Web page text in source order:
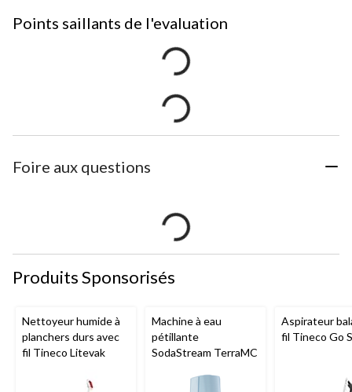
Points saillants de l'evaluation
Foire aux questions
Produits Sponsorisés
Nettoyeur humide à
planchers durs avec
fil Tineco Litevak
Machine à eau
pétillante
SodaStream TerraMC
Aspirateur
fil Tineco Go